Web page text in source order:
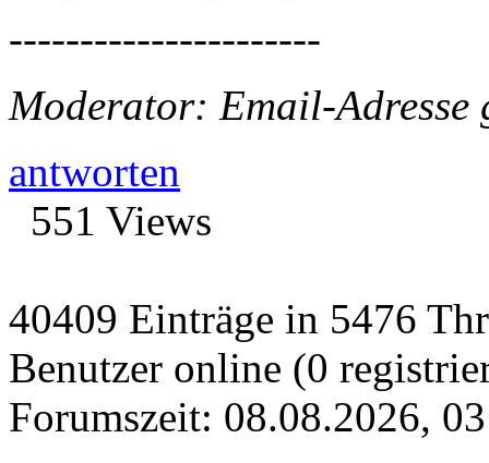
----------------------
Moderator: Email-Adresse
antworten
551 Views
40409 Einträge in 5476
Benutzer online (0
Forumszeit: 08.08.2026,